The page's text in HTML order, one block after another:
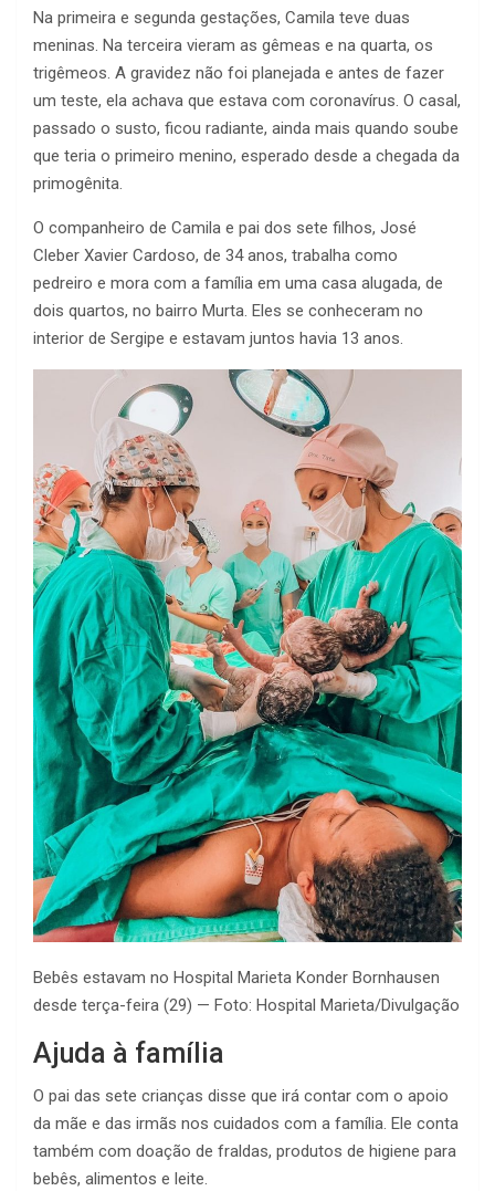
Na primeira e segunda gestações, Camila teve duas
meninas. Na terceira vieram as gêmeas e na quarta, os
trigêmeos. A gravidez não foi planejada e antes de fazer
um teste, ela achava que estava com coronavírus. O casal,
passado o susto, ficou radiante, ainda mais quando soube
que teria o primeiro menino, esperado desde a chegada da
primogênita.
O companheiro de Camila e pai dos sete filhos, José
Cleber Xavier Cardoso, de 34 anos, trabalha como
pedreiro e mora com a família em uma casa alugada, de
dois quartos, no bairro Murta. Eles se conheceram no
interior de Sergipe e estavam juntos havia 13 anos.
Bebês estavam no Hospital Marieta Konder Bornhausen
desde terça-feira (29) — Foto: Hospital Marieta/Divulgação
Ajuda à família
O pai das sete crianças disse que irá contar com o apoio
da mãe e das irmãs nos cuidados com a família. Ele conta
também com doação de fraldas, produtos de higiene para
bebês, alimentos e leite.